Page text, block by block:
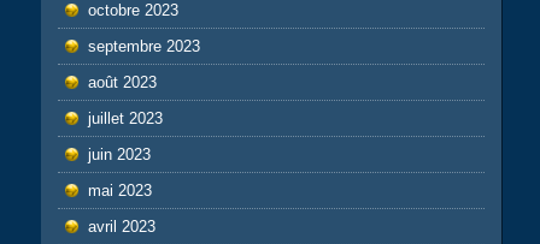
octobre 2023
septembre 2023
août 2023
juillet 2023
juin 2023
mai 2023
avril 2023